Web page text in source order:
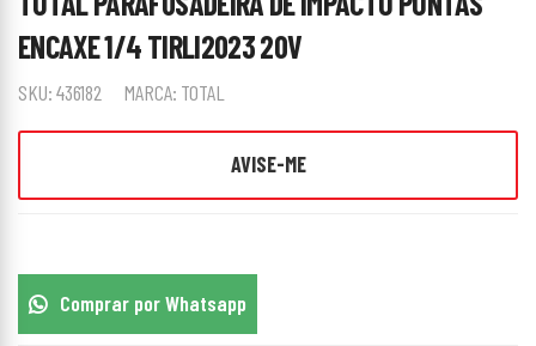
ENCAXE 1/4 TIRLI2023 20V
SKU:436182 MARCA: TOTAL
AVISE-ME
Comprar por Whatsapp